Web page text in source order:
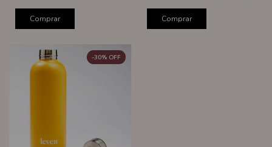
Comprar Comprar
-30% OFF